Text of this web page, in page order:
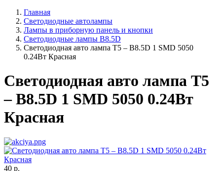
Главная
Светодиодные автолампы
Лампы в приборную панель и кнопки
Светодиодные лампы B8.5D
Светодиодная авто лампа T5 – B8.5D 1 SMD 5050
0.24Вт Красная
Светодиодная авто лампа T5
– B8.5D 1 SMD 5050 0.24Вт
Красная
40 р.